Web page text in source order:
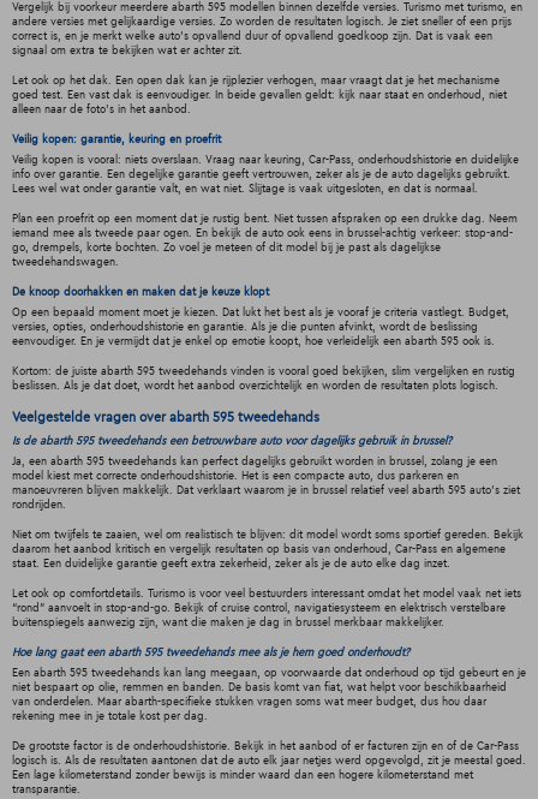
Vergelijk bij voorkeur meerdere abarth 595 modellen binnen dezelfde versies. Turismo met turismo, en
andere versies met gelijkaardige versies. Zo worden de resultaten logisch. Je ziet sneller of een prijs
correct is, en je merkt welke auto's opvallend duur of opvallend goedkoop zijn. Dat is vaak een
signaal om extra te bekijken wat er achter zit.
Let ook op het dak. Een open dak kan je rijplezier verhogen, maar vraagt dat je het mechanisme
goed test. Een vast dak is eenvoudiger. In beide gevallen geldt: kijk naar staat en onderhoud, niet
alleen naar de foto’s in het aanbod.
Veilig kopen: garantie, keuring en proefrit
Veilig kopen is vooral: niets overslaan. Vraag naar keuring, Car-Pass, onderhoudshistorie en duidelijke
info over garantie. Een degelijke garantie geeft vertrouwen, zeker als je de auto dagelijks gebruikt.
Lees wel wat onder garantie valt, en wat niet. Slijtage is vaak uitgesloten, en dat is normaal.
Plan een proefrit op een moment dat je rustig bent. Niet tussen afspraken op een drukke dag. Neem
iemand mee als tweede paar ogen. En bekijk de auto ook eens in brussel-achtig verkeer: stop-and-
go, drempels, korte bochten. Zo voel je meteen of dit model bij je past als dagelijkse
tweedehandswagen.
De knoop doorhakken en maken dat je keuze klopt
Op een bepaald moment moet je kiezen. Dat lukt het best als je vooraf je criteria vastlegt. Budget,
versies, opties, onderhoudshistorie en garantie. Als je die punten afvinkt, wordt de beslissing
eenvoudiger. En je vermijdt dat je enkel op emotie koopt, hoe verleidelijk een abarth 595 ook is.
Kortom: de juiste abarth 595 tweedehands vinden is vooral goed bekijken, slim vergelijken en rustig
beslissen. Als je dat doet, wordt het aanbod overzichtelijk en worden de resultaten plots logisch.
Veelgestelde vragen over abarth 595 tweedehands
Is de abarth 595 tweedehands een betrouwbare auto voor dagelijks gebruik in brussel?
Ja, een abarth 595 tweedehands kan perfect dagelijks gebruikt worden in brussel, zolang je een
model kiest met correcte onderhoudshistorie. Het is een compacte auto, dus parkeren en
manoeuvreren blijven makkelijk. Dat verklaart waarom je in brussel relatief veel abarth 595 auto's ziet
rondrijden.
Niet om twijfels te zaaien, wel om realistisch te blijven: dit model wordt soms sportief gereden. Bekijk
daarom het aanbod kritisch en vergelijk resultaten op basis van onderhoud, Car-Pass en algemene
staat. Een duidelijke garantie geeft extra zekerheid, zeker als je de auto elke dag inzet.
Let ook op comfortdetails. Turismo is voor veel bestuurders interessant omdat het model vaak net iets
“rond” aanvoelt in stop-and-go. Bekijk of cruise control, navigatiesysteem en elektrisch verstelbare
buitenspiegels aanwezig zijn, want die maken je dag in brussel merkbaar makkelijker.
Hoe lang gaat een abarth 595 tweedehands mee als je hem goed onderhoudt?
Een abarth 595 tweedehands kan lang meegaan, op voorwaarde dat onderhoud op tijd gebeurt en je
niet bespaart op olie, remmen en banden. De basis komt van fiat, wat helpt voor beschikbaarheid
van onderdelen. Maar abarth-specifieke stukken vragen soms wat meer budget, dus hou daar
rekening mee in je totale kost per dag.
De grootste factor is de onderhoudshistorie. Bekijk in het aanbod of er facturen zijn en of de Car-Pass
logisch is. Als de resultaten aantonen dat de auto elk jaar netjes werd opgevolgd, zit je meestal goed.
Een lage kilometerstand zonder bewijs is minder waard dan een hogere kilometerstand met
transparantie.